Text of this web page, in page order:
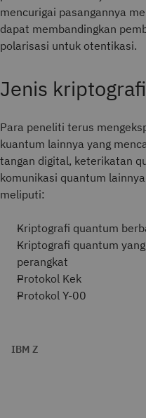
mencurigai pasangannya
dapat membandingkan
polarisasi untuk otentikasi.
Jenis
Para peneliti terus
kuantum lainnya yang
tangan digital, keterikatan
komunikasi quantum
meliputi:
Kriptografi quantum
Kriptografi quantum
perangkat
Protokol Kek
Protokol Y-00
IBM Z